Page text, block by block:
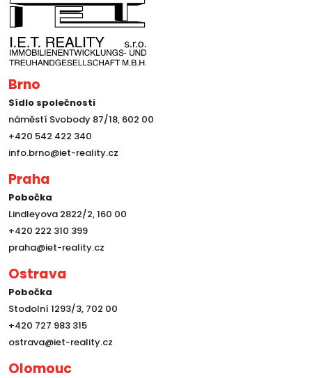
Brno
Sídlo společnosti
náměstí Svobody 87/18, 602 00
+420 542 422 340
info.brno@iet-reality.cz
Praha
Pobočka
Lindleyova 2822/2, 160 00
+420 222 310 399
praha@iet-reality.cz
Ostrava
Pobočka
Stodolní 1293/3, 702 00
+420 727 983 315
ostrava@iet-reality.cz
Olomouc